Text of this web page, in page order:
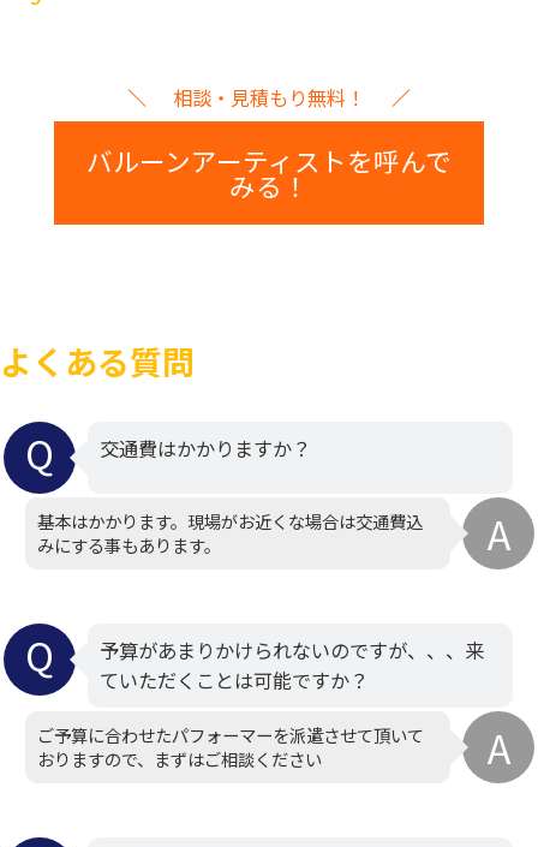
相談・見積もり無料！
バルーンアーティストを呼んで
みる！
よくある質問
交通費はかかりますか？
基本はかかります。現場がお近くな場合は交通費込
みにする事もあります。
予算があまりかけられないのですが、、、来
ていただくことは可能ですか？
ご予算に合わせたパフォーマーを派遣させて頂いて
おりますので、まずはご相談ください